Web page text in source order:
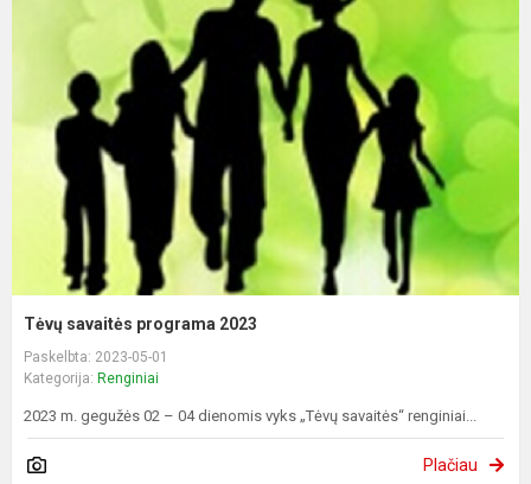
Tėvų savaitės programa 2023
Paskelbta: 2023-05-01
Kategorija: Renginiai
2023 m. gegužės 02 – 04 dienomis vyks „Tėvų savaitės“ renginiai...
Plačiau